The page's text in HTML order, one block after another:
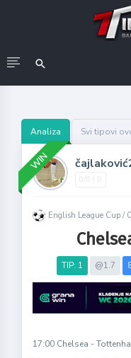
Analiza Svi tipovi
WIN
English League Cup /
TIP: 1 @1.7
17:00 Chelsea -